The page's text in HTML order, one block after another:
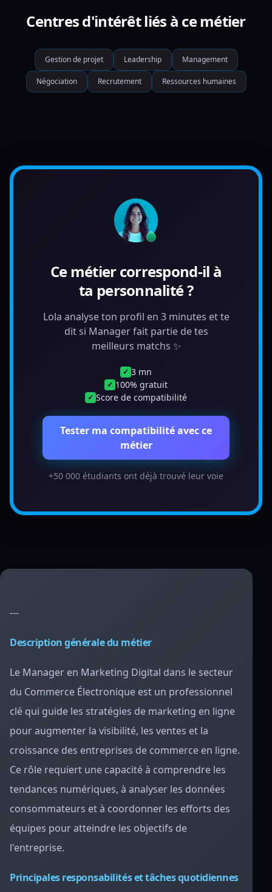
Centres d'intérêt liés à ce métier
Gestion de projet Leadership Management
Négociation Recrutement Ressources humaines
Ce métier correspond-il à
ta personnalité ?
Lola analyse ton profil en 3 minutes et te
dit si Manager fait partie de tes
meilleurs matchs ✨
✓ 3 mn
✓ 100% gratuit
✓ Score de compatibilité
Tester ma compatibilité avec ce
métier
+50 000 étudiants ont déjà trouvé leur voie
---
Description générale du métier
Le Manager en Marketing Digital dans le secteur
du Commerce Électronique est un professionnel
clé qui guide les stratégies de marketing en ligne
pour augmenter la visibilité, les ventes et la
croissance des entreprises de commerce en ligne.
Ce rôle requiert une capacité à comprendre les
tendances numériques, à analyser les données
consommateurs et à coordonner les efforts des
équipes pour atteindre les objectifs de
l'entreprise.
Principales responsabilités et tâches quotidiennes